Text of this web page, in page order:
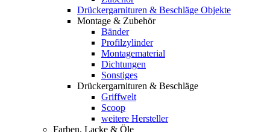
Drückergarnituren & Beschläge Objekte
Montage & Zubehör
Bänder
Profilzylinder
Montagematerial
Dichtungen
Sonstiges
Drückergarnituren & Beschläge
Griffwelt
Scoop
weitere Hersteller
Farben, Lacke & Öle